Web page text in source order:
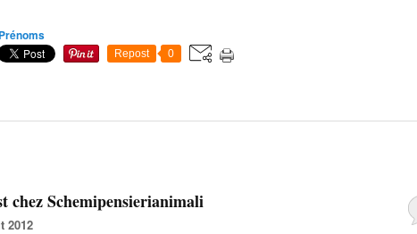
Repost 0
chez Schemipensierianimali
2012